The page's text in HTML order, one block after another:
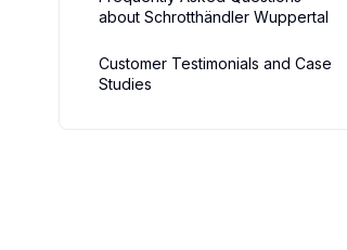
about Schrotthändler Wuppertal
Customer Testimonials and Case
Studies